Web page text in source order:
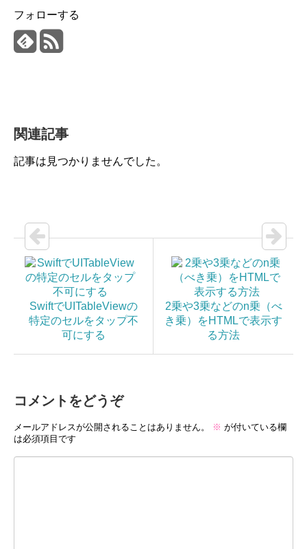
フォローする
関連記事
記事は見つかりませんでした。
SwiftでUITableViewの
特定のセルをタップ不
可にする
2乗や3乗などのn乗（べ
き乗）をHTMLで表示す
る方法
コメントをどうぞ
メールアドレスが公開されることはありません。 ※ が付いている欄
は必須項目です